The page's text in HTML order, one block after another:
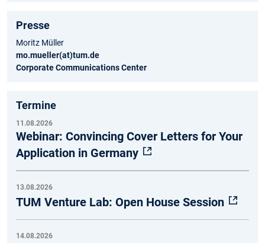
Presse
Moritz Müller
mo.mueller(at)tum.de
Corporate Communications Center
Termine
11.08.2026
Webinar: Convincing Cover Letters for Your
Application in Germany
13.08.2026
TUM Venture Lab: Open House Session
14.08.2026